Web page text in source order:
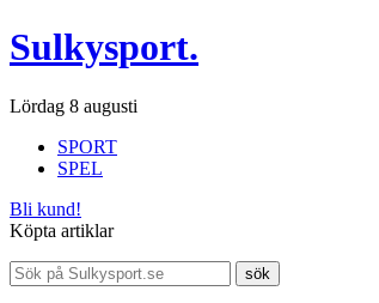
Sulkysport.
Lördag 8 augusti
SPORT
SPEL
Bli kund!
Köpta artiklar